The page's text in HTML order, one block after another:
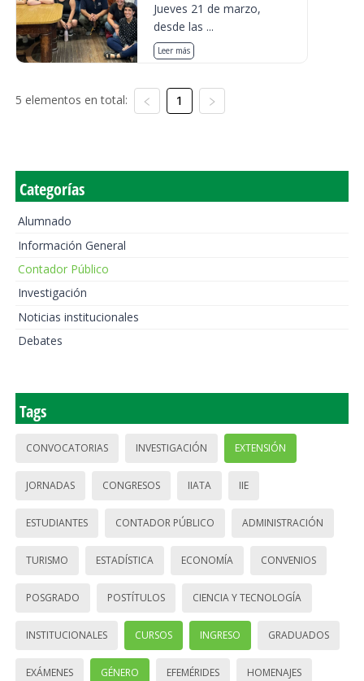
Jueves 21 de marzo,
desde las ...
Leer más
5 elementos en total: 1
Categorías
Alumnado
Información General
Contador Público
Investigación
Noticias institucionales
Debates
Tags
CONVOCATORIAS INVESTIGACIÓN EXTENSIÓN
JORNADAS CONGRESOS IIATA IIE
ESTUDIANTES CONTADOR PÚBLICO ADMINISTRACIÓN
TURISMO ESTADÍSTICA ECONOMÍA CONVENIOS
POSGRADO POSTÍTULOS CIENCIA Y TECNOLOGÍA
INSTITUCIONALES CURSOS INGRESO GRADUADOS
EXÁMENES GÉNERO EFEMÉRIDES HOMENAJES